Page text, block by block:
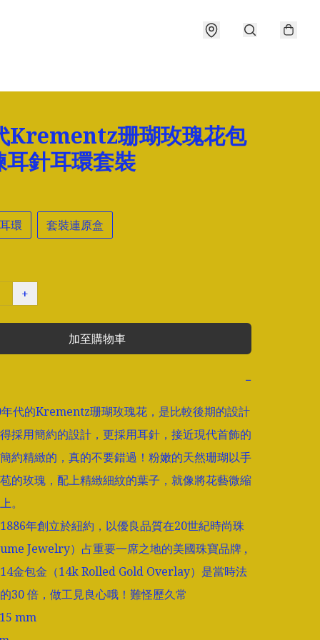
Krementz珊瑚玫瑰花包
耳針耳環套裝
耳環 套裝連原盒
+
加至購物車
−
代的Krementz珊瑚玫瑰花，是比較後期的設計
採用簡約的設計，更採用耳針，接近現代首飾的
約精緻的，真的不要錯過！粉嫩的天然珊瑚以手
的玫瑰，配上精緻細紋的葉子，就像將花藝微縮
。
年創立於紐約，以優良品質在20世紀時尚珠
Jewelry）占重要一席之地的美國珠寶品牌 ,
金包金（14k Rolled Gold Overlay）是當時法
30 倍，做工見良心哦！難怪歷久常
mm